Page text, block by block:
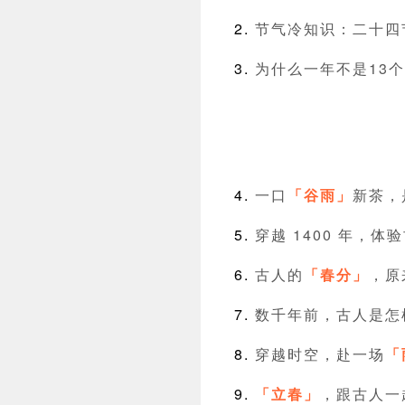
节气冷知识：二十
为什么一年不是13
一口 「谷雨」 新茶
穿越 1400 年，体
古人的 「春分」
，
数千年前，古人是
穿越时空，赴一场
「立春」
，跟古人